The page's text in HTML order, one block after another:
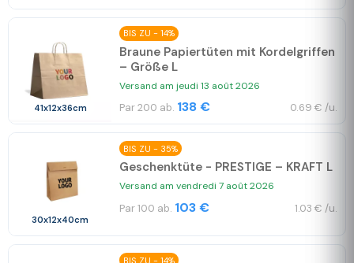
41x12x36cm
BIS ZU - 14%
Braune Papiertüten mit Kordelgriffen
– Größe L
Versand am jeudi 13 août 2026
Par 200 ab. 138 € 0.69 € /u.
30x12x40cm
BIS ZU - 35%
Geschenktüte - PRESTIGE – KRAFT L
Versand am vendredi 7 août 2026
Par 100 ab. 103 € 1.03 € /u.
BIS ZU - 14%